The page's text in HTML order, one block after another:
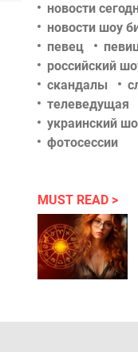
новости
новости шоу
певец
российский
скандалы
телеведущая
украинский
фотосессии
MUST READ